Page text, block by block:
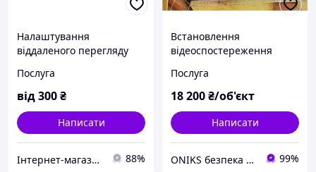
Налаштування
віддаленого перегляду
планшет/ноутбуці
Послуга
від300₴
Написати
Інтернет-магазин "САДКО" 88%
Встановлення
відеоспостереження
Послуга
18 200₴/об'єкт
Написати
ONIKS безпека та комфорт 99%